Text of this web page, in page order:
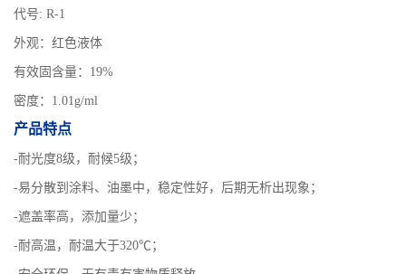
代号: R-1
外观： 红色液体
有效固含量：19%
密度：1.01g/ml
产品特点
-耐光度8级，耐候5级；
-易分散到涂料、油墨中，稳定性好，后期无析出现象；
-遮盖率高，添加量少；
-耐高温，耐温大于320℃；